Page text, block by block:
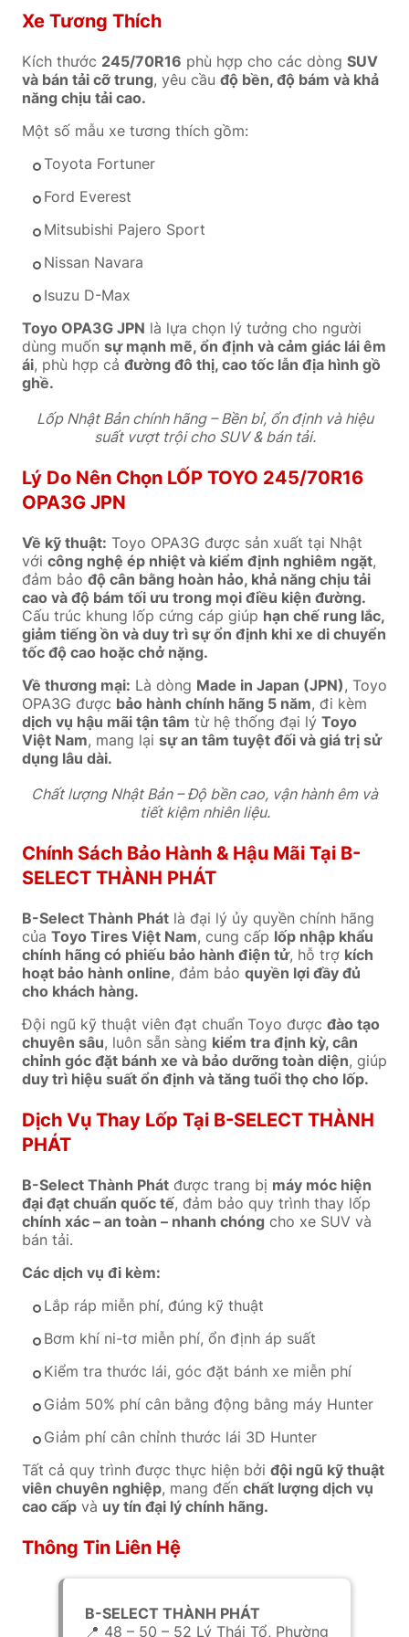
Xe Tương Thích
Kích thước 245/70R16 phù hợp cho các dòng SUV
và bán tải cỡ trung, yêu cầu độ bền, độ bám và khả
năng chịu tải cao.
Một số mẫu xe tương thích gồm:
Toyota Fortuner
Ford Everest
Mitsubishi Pajero Sport
Nissan Navara
Isuzu D-Max
Toyo OPA3G JPN là lựa chọn lý tưởng cho người
dùng muốn sự mạnh mẽ, ổn định và cảm giác lái êm
ái, phù hợp cả đường đô thị, cao tốc lẫn địa hình gồ
ghề.
Lốp Nhật Bản chính hãng – Bền bỉ, ổn định và hiệu
suất vượt trội cho SUV & bán tải.
Lý Do Nên Chọn LỐP TOYO 245/70R16
OPA3G JPN
Về kỹ thuật: Toyo OPA3G được sản xuất tại Nhật
với công nghệ ép nhiệt và kiểm định nghiêm ngặt,
đảm bảo độ cân bằng hoàn hảo, khả năng chịu tải
cao và độ bám tối ưu trong mọi điều kiện đường.
Cấu trúc khung lốp cứng cáp giúp hạn chế rung lắc,
giảm tiếng ồn và duy trì sự ổn định khi xe di chuyển
tốc độ cao hoặc chở nặng.
Về thương mại: Là dòng Made in Japan (JPN), Toyo
OPA3G được bảo hành chính hãng 5 năm, đi kèm
dịch vụ hậu mãi tận tâm từ hệ thống đại lý Toyo
Việt Nam, mang lại sự an tâm tuyệt đối và giá trị sử
dụng lâu dài.
Chất lượng Nhật Bản – Độ bền cao, vận hành êm và
tiết kiệm nhiên liệu.
Chính Sách Bảo Hành & Hậu Mãi Tại B-
SELECT THÀNH PHÁT
B-Select Thành Phát là đại lý ủy quyền chính hãng
của Toyo Tires Việt Nam, cung cấp lốp nhập khẩu
chính hãng có phiếu bảo hành điện tử, hỗ trợ kích
hoạt bảo hành online, đảm bảo quyền lợi đầy đủ
cho khách hàng.
Đội ngũ kỹ thuật viên đạt chuẩn Toyo được đào tạo
chuyên sâu, luôn sẵn sàng kiểm tra định kỳ, cân
chỉnh góc đặt bánh xe và bảo dưỡng toàn diện, giúp
duy trì hiệu suất ổn định và tăng tuổi thọ cho lốp.
Dịch Vụ Thay Lốp Tại B-SELECT THÀNH
PHÁT
B-Select Thành Phát được trang bị máy móc hiện
đại đạt chuẩn quốc tế, đảm bảo quy trình thay lốp
chính xác – an toàn – nhanh chóng cho xe SUV và
bán tải.
Các dịch vụ đi kèm:
Lắp ráp miễn phí, đúng kỹ thuật
Bơm khí ni-tơ miễn phí, ổn định áp suất
Kiểm tra thước lái, góc đặt bánh xe miễn phí
Giảm 50% phí cân bằng động bằng máy Hunter
Giảm phí cân chỉnh thước lái 3D Hunter
Tất cả quy trình được thực hiện bởi đội ngũ kỹ thuật
viên chuyên nghiệp, mang đến chất lượng dịch vụ
cao cấp và uy tín đại lý chính hãng.
Thông Tin Liên Hệ
B-SELECT THÀNH PHÁT
📍 48 – 50 – 52 Lý Thái Tổ, Phường